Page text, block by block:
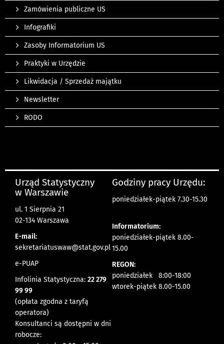
Zamówienia publiczne US
Infografiki
Zasoby Informatorium US
Praktyki w Urzędzie
Likwidacja / Sprzedaż majątku
Newsletter
RODO
Urząd Statystyczny
w Warszawie
ul. 1 Sierpnia 21
02-134 Warszawa
E-mail:
sekretariatuswaw@stat.gov.pl
e-PUAP
Infolinia Statystyczna: 22 279
99 99
(opłata zgodna z taryfą
operatora)
Konsultanci są dostępni w dni
robocze:
Godziny pracy Urzędu:
poniedziałek-piątek 7.30-15.30
Informatorium:
poniedziałek-piątek 8.00-
15.00
REGON:
poniedziałek 8:00-18:00
wtorek-piątek 8.00-15.00